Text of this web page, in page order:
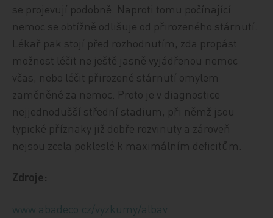
se projevují podobně. Naproti tomu počínající
nemoc se obtížně odlišuje od přirozeného stárnutí.
Lékař pak stojí před rozhodnutím, zda propást
možnost léčit ne ještě jasně vyjádřenou nemoc
včas, nebo léčit přirozené stárnutí omylem
zaměněné za nemoc. Proto je v diagnostice
nejjednodušší střední stadium, při němž jsou
typické příznaky již dobře rozvinuty a zároveň
nejsou zcela pokleslé k maximálním deficitům.
Zdroje:
www.abadeco.cz/vyzkumy/albav